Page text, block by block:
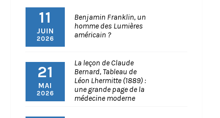
11
JUIN
2026
Benjamin Franklin, un
homme des Lumières
américain ?
21
MAI
2026
La leçon de Claude
Bernard, Tableau de
Léon Lhermitte (1889) :
une grande page de la
médecine moderne